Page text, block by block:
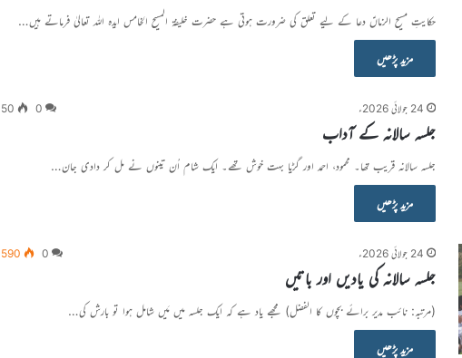
حکایتِ مسیح الزماںؑ دعا کے لیے تعلق کی ضرورت ہوتی ہے حضرت خلیفۃ المسیح الخامس ایدہ اللہ تعالیٰ فرماتے ہیں…
مزید پڑھیں
24 جولائی 2026ء 0
50
جلسہ سالانہ کے آداب
جلسہ سالانہ قریب تھا۔ محمود، احمد اور گڑیا بہت خوش تھے۔ ایک شام اُن تینوں نے مل کر دادی جان…
مزید پڑھیں
24 جولائی 2026ء 0
590
جلسہ سالانہ کی یادیں اور باتیں
(مرتبہ: نائب مدیر برائے بچوں کا الفضل) مجھے یاد ہے کہ ایک جلسہ میں مَیں شامل ہوا تو بارش کی…
مزید پڑھیں